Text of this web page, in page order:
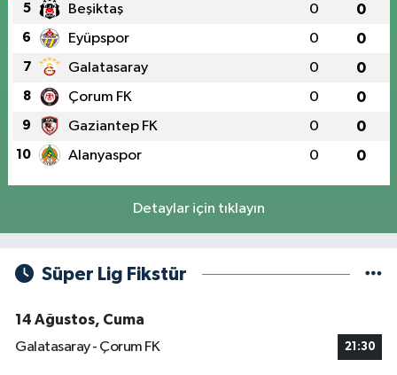
5 Beşiktaş 0 0
6 Eyüpspor 0 0
7 Galatasaray 0 0
8 Çorum FK 0 0
9 Gaziantep FK 0 0
10 Alanyaspor 0 0
Detaylar için tıklayın
Süper Lig Fikstür
14 Ağustos, Cuma
Galatasaray - Çorum FK
21:30